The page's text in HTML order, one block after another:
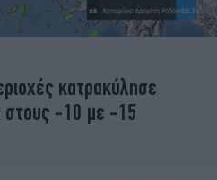
κατρακύλησε
στους -10 με -15